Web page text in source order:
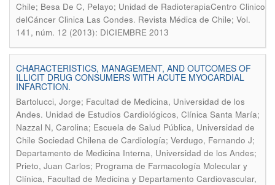
Chile; Besa De C, Pelayo; Unidad de RadioterapiaCentro Clinico
delCáncer Clinica Las Condes. Revista Médica de Chile; Vol.
141, núm. 12 (2013): DICIEMBRE 2013
CHARACTERISTICS, MANAGEMENT, AND OUTCOMES OF
ILLICIT DRUG CONSUMERS WITH ACUTE MYOCARDIAL
INFARCTION.
Bartolucci, Jorge; Facultad de Medicina, Universidad de los
Andes. Unidad de Estudios Cardiológicos, Clínica Santa María;
Nazzal N, Carolina; Escuela de Salud Pública, Universidad de
Chile Sociedad Chilena de Cardiología; Verdugo, Fernando J;
Departamento de Medicina Interna, Universidad de los Andes;
Prieto, Juan Carlos; Programa de Farmacología Molecular y
Clínica, Facultad de Medicina y Departamento Cardiovascular,